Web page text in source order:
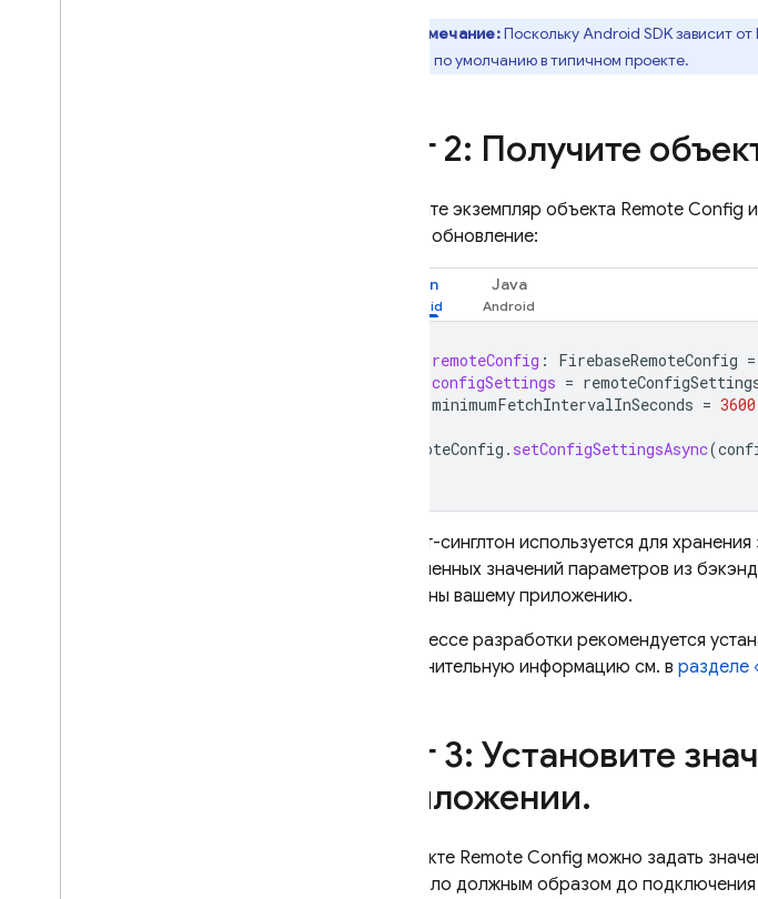
Примечание:Поскольку Android SDK зависит от
включен по умолчанию в типичном проекте.
Шаг 2: Получите
Получите экземпляр объекта Remote Config
частое обновление:
Kotlin Java
remoteConfig : FirebaseRemoteConfig =
configSettings =
minimumFetchIntervalInSeconds = 3600
remoteConfig . setConfigSettingsAsync(
Объект-синглтон используется для
обновленных значений параметров из
доступны вашему приложению.
В процессе разработки рекомендуется
Дополнительную информацию см. в разделе
Шаг 3: Установите
приложении.
В объекте Remote Config можно задать
работало должным образом до